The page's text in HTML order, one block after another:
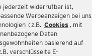
jederzeit widerrufbar ist,
Werbeanzeigen bei uns
(z.B. Cookies , mit
Daten
basierend auf
verschlüsselte E-